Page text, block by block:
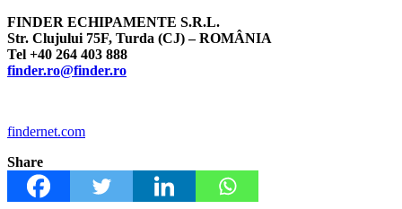
FINDER ECHIPAMENTE S.R.L.
Str. Clujului 75F, Turda (CJ) – ROMÂNIA
Tel +40 264 403 888
finder.ro@finder.ro
findernet.com
Share